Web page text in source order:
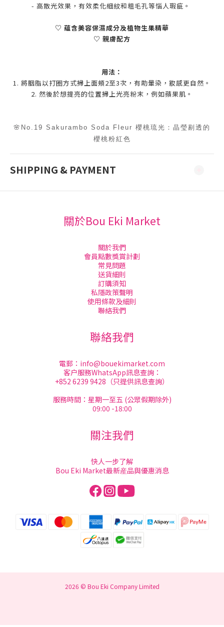
- 高散光效果，有效柔化細紋和粗毛孔等惱人瑕疵。
♡ 蘊含美容保濕成分及植物生果精華
♡ 親膚配方
用法：
1. 將胭脂以打圈方式掃上面頰2至3次，有助暈染，妝感更自然。
2. 然後於想提亮的位置掃上光亮粉末，例如蘋果肌。
🌸No.19 Sakurambo Soda Fleur 櫻桃琉光：晶瑩剔透的
櫻桃粉紅色
SHIPPING & PAYMENT
關於Bou Eki Market
關於我們
會員點數獎賞計劃
常見問題
送貨細則
訂購須知
私隱政策聲明
使用條款及細則
聯絡我們
聯絡我們
電郵： info@bouekimarket.com
客户服務WhatsApp訊息查詢：
+852 6239 9428（只提供訊息查詢）
服務時間：星期一至五 (公眾假期除外)
09:00 -18:00
關注我們
快人一步了解
Bou Eki Market最新産品與優惠消息
2026 © Bou Eki Company Limited